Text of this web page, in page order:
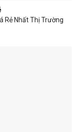
Rẻ Nhất Thị Trường